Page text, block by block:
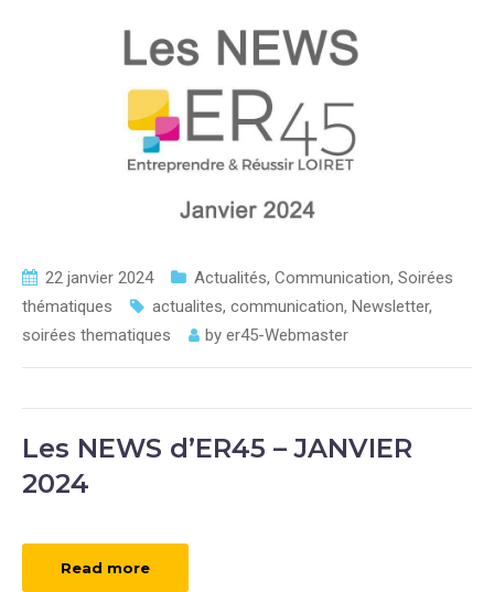
22 janvier 2024 Actualités, Communication, Soirées
thématiques
actualites, communication, Newsletter,
soirées thematiques
by er45-Webmaster
Les NEWS d’ER45 – JANVIER
2024
Read more